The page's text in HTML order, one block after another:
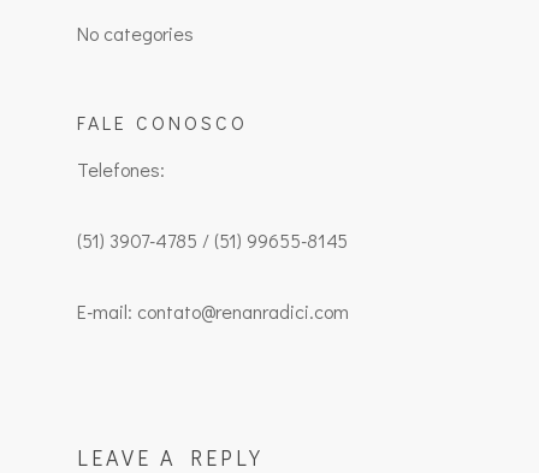
No categories
FALE CONOSCO
Telefones:
(51) 3907-4785 / (51) 99655-8145
E-mail: contato@renanradici.com
LEAVE A REPLY